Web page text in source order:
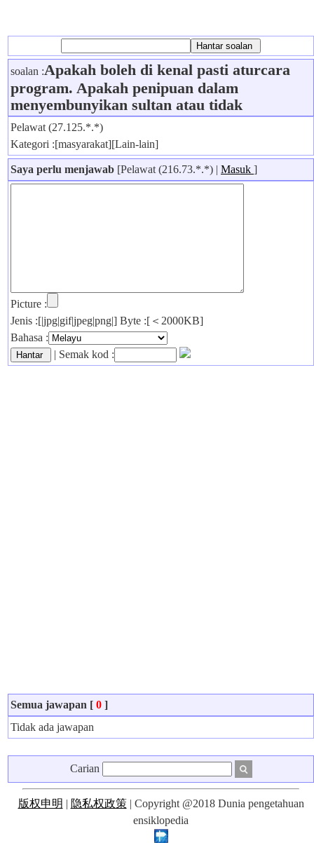
soalan :Apakah boleh di kenal pasti aturcara
program. Apakah penipuan dalam
menyembunyikan sultan atau tidak
Pelawat (27.125.*.*)
Kategori :[masyarakat][Lain-lain]
Saya perlu menjawab [Pelawat (216.73.*.*) | Masuk ]
Picture :
Jenis :[|jpg|gif|jpeg|png|] Byte :[＜2000KB]
Bahasa :
| Semak kod :
Semua jawapan [ 0 ]
Tidak ada jawapan
Carian
版权申明 | 隐私权政策| Copyright @2018 Dunia pengetahuan
ensiklopedia